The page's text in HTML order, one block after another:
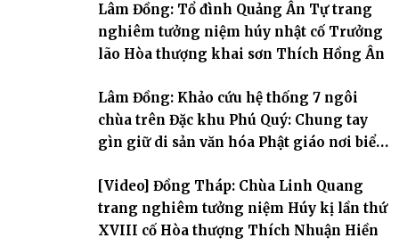
Lâm Đồng: Tổ đình Quảng Ân Tự trang
nghiêm tưởng niệm húy nhật cố Trưởng
lão Hòa thượng khai sơn Thích Hồng Ân
Lâm Đồng: Khảo cứu hệ thống 7 ngôi
chùa trên Đặc khu Phú Quý: Chung tay
gìn giữ di sản văn hóa Phật giáo nơi biển
[Video] Đồng Tháp: Chùa Linh Quang
trang nghiêm tưởng niệm Húy kị lần thứ
XVIII cố Hòa thượng Thích Nhuận Hiền